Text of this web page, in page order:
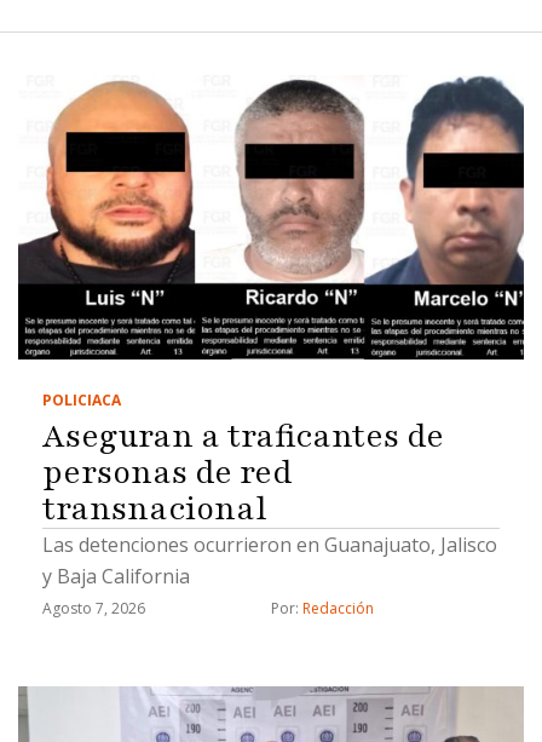
POLICIACA
Aseguran a traficantes de
personas de red
transnacional
Las detenciones ocurrieron en Guanajuato, Jalisco
y Baja California
Agosto 7, 2026 Por: Redacción